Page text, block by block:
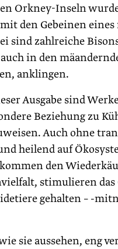
Orkney-Inseln
den Gebeinen
sind zahlreiche
in den
anklingen.
Ausgabe sind
Beziehung zu
Auch ohne
heilend auf
den
stimulieren
gehalten – -
sie aussehen, eng